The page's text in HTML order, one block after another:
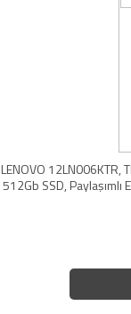
LENOVO
512Gb SSD,